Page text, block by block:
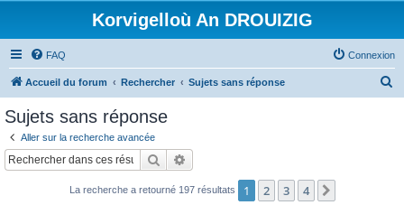
Korvigelloù An DROUIZIG
FAQ Connexion
Accueil du forum Rechercher Sujets sans réponse
Sujets sans réponse
Aller sur la recherche avancée
Rechercher
La recherche a retourné 197 résultats 1 2 3 4